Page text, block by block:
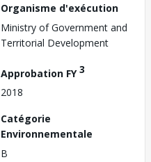
Organisme d'exécution
Ministry of Government and
Territorial Development
Approbation FY3
2018
Catégorie
Environnementale
B